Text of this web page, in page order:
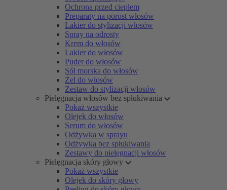
Ochrona przed ciepłem
Preparaty na porost włosów
Lakier do stylizacji włosów
Spray na odrosty
Krem do włosów
Lakier do włosów
Puder do włosów
Sól morska do włosów
Żel do włosów
Zestaw do stylizacji włosów
Pielęgnacja włosów bez spłukiwania
Pokaż wszystkie
Olejek do włosów
Serum do włosów
Odżywka w sprayu
Odżywka bez spłukiwania
Zestawy do pielęgnacji włosów
Pielęgnacja skóry głowy
Pokaż wszystkie
Olejek do skóry głowy